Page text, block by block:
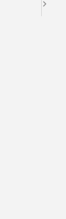
Safetec.